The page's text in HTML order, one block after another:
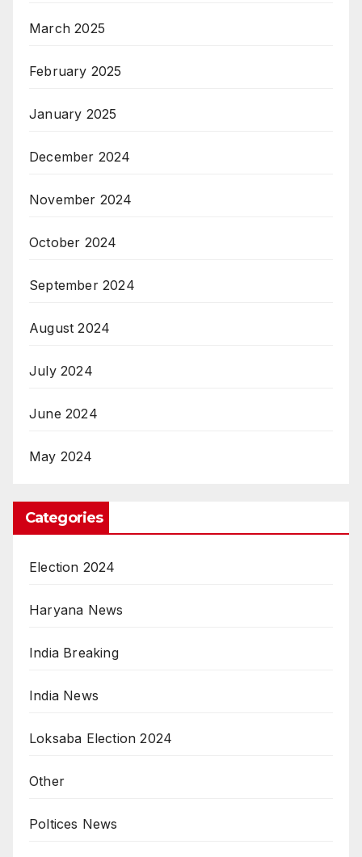
March 2025
February 2025
January 2025
December 2024
November 2024
October 2024
September 2024
August 2024
July 2024
June 2024
May 2024
Categories
Election 2024
Haryana News
India Breaking
India News
Loksaba Election 2024
Other
Poltices News